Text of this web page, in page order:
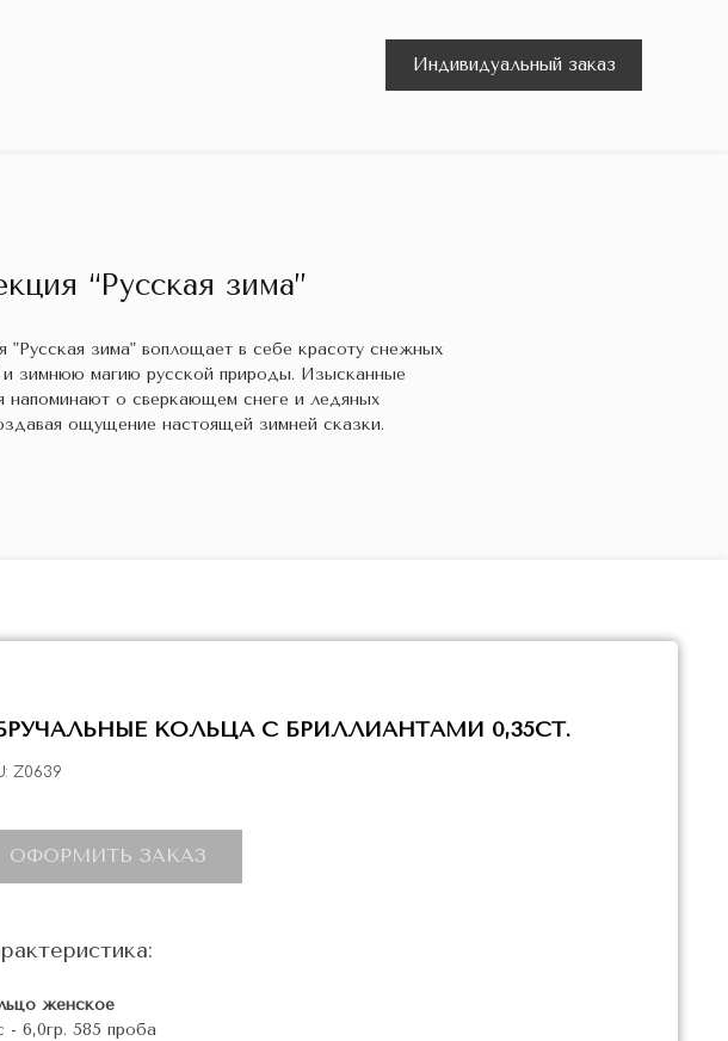
Индивидуальный заказ
“Русская зима”
"Русская зима" воплощает в себе красоту снежных
зимнюю магию русской природы. Изысканные
напоминают о сверкающем снеге и ледяных
ощущение настоящей зимней сказки.
КОЛЬЦА С БРИЛЛИАНТАМИ 0,35CT.
Z0639
ОФОРМИТЬ ЗАКАЗ
женское
- 6,0гр. 585 проба